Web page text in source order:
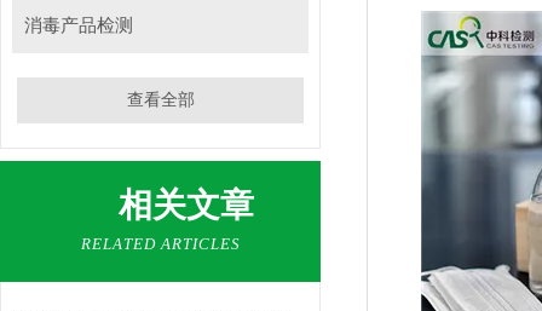
消毒产品检测
查看全部
相关文章
RELATED ARTICLES